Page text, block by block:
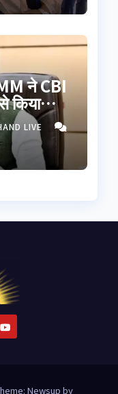
ने CBI
किया
बनेगी
LIVE
Newsup by